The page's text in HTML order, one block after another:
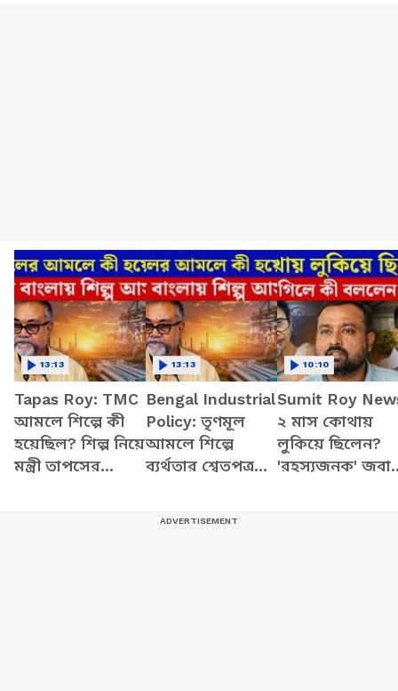
Tapas Roy: TMC
আমলে শিল্পে কী
হয়েছিল? শিল্প নিয়ে
মন্ত্রী তাপসের
13:13
Bengal Industrial
Policy: তৃণমূল
আমলে শিল্পে
ব্যর্থতার শ্বেতপত্র
13:13
Sumit Roy
২ মাস কোথায়
লুকিয়ে ছিলেন?
'রহস্যজনক'
10:10